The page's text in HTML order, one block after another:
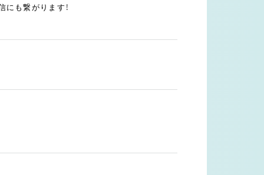
も繋がります！